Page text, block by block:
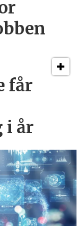
får
i år